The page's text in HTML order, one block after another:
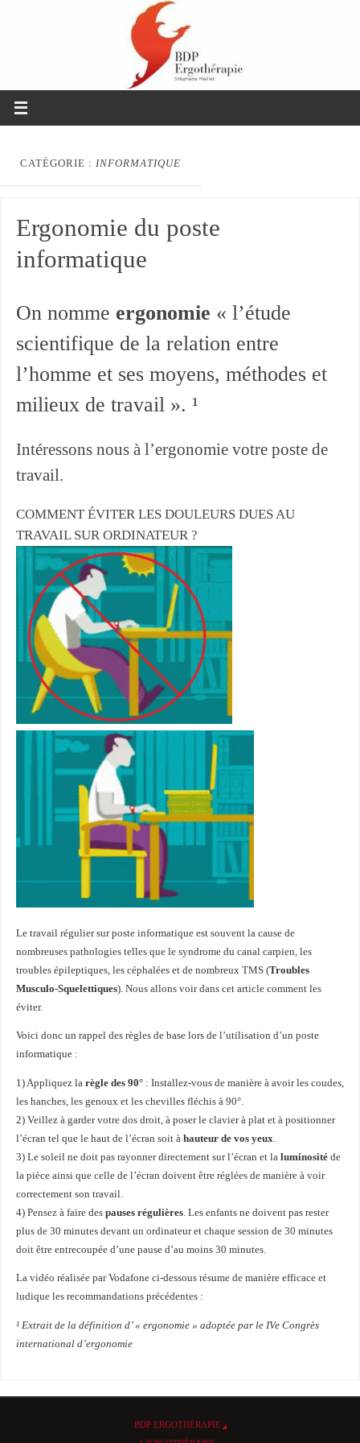
CATÉGORIE : INFORMATIQUE
Ergonomie du poste
informatique
On nomme ergonomie « l’étude
scientifique de la relation entre
l’homme et ses moyens, méthodes et
milieux de travail ». ¹
Intéressons nous à l’ergonomie votre poste de
travail.
COMMENT ÉVITER LES DOULEURS DUES AU
TRAVAIL SUR ORDINATEUR ?
Le travail régulier sur poste informatique est souvent la cause de
nombreuses pathologies telles que le syndrome du canal carpien, les
troubles épileptiques, les céphalées et de nombreux TMS (Troubles
Musculo-Squelettiques). Nous allons voir dans cet article comment les
éviter.
Voici donc un rappel des règles de base lors de l’utilisation d’un poste
informatique :
1) Appliquez la règle des 90°: Installez-vous de manière à avoir les coudes,
les hanches, les genoux et les chevilles fléchis à 90°.
2) Veillez à garder votre dos droit, à poser le clavier à plat et à positionner
l’écran tel que le haut de l’écran soit à hauteur de vos yeux.
3) Le soleil ne doit pas rayonner directement sur l’écran et la luminositéde
la pièce ainsi que celle de l’écran doivent être réglées de manière à voir
correctement son travail.
4) Pensez à faire des pauses régulières. Les enfants ne doivent pas rester
plus de 30 minutes devant un ordinateur et chaque session de 30 minutes
doit être entrecoupée d’une pause d’au moins 30 minutes.
La vidéo réalisée par Vodafone ci-dessous résume de manière efficace et
ludique les recommandations précédentes :
¹ Extrait de la définition d’ « ergonomie » adoptée par le IVe Congrès
international d’ergonomie
BDP ERGOTHÉRAPIE